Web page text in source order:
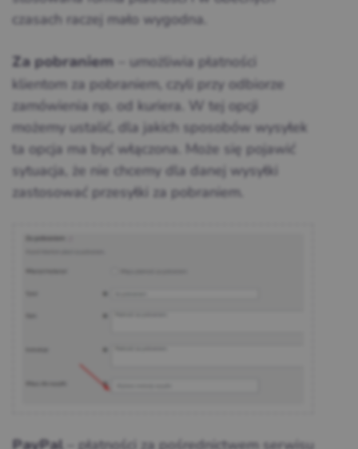
czasach raczej mało wygodna.
Za pobraniem
– umożliwia płatności
klientom za pobraniem, czyli przy odbiorze
zamówienia np. od kuriera. W tej opcji
możemy ustalić, dla jakich sposobów wysyłek
ta opcja ma być włączona. Może się pojawić
sytuacja, że nie chcemy dla danej wysyłki
zastosować przesyłki za pobraniem.
PayPal
– płatności za pośrednictwem serwisu